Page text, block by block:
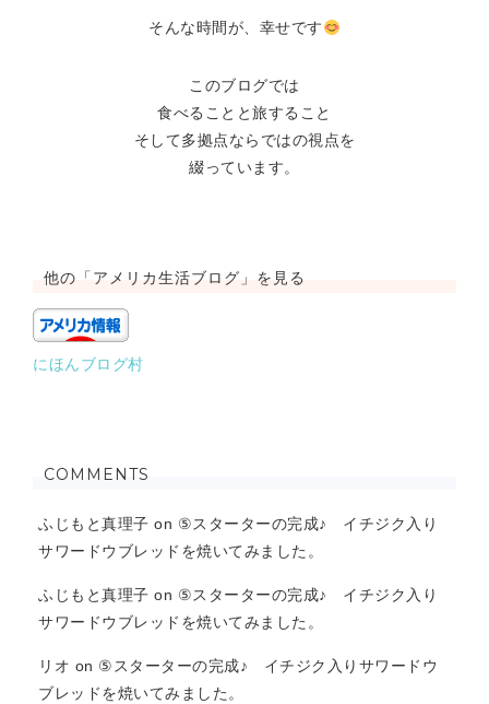
そんな時間が、幸せです
このブログでは
食べることと旅すること
そして多拠点ならではの視点を
綴っています。
他の「アメリカ生活ブログ」を見る
にほんブログ村
COMMENTS
ふじもと真理子 on ⑤スターターの完成♪ イチジク入り
サワードウブレッドを焼いてみました。
ふじもと真理子 on ⑤スターターの完成♪ イチジク入り
サワードウブレッドを焼いてみました。
リオ on ⑤スターターの完成♪ イチジク入りサワードウ
ブレッドを焼いてみました。